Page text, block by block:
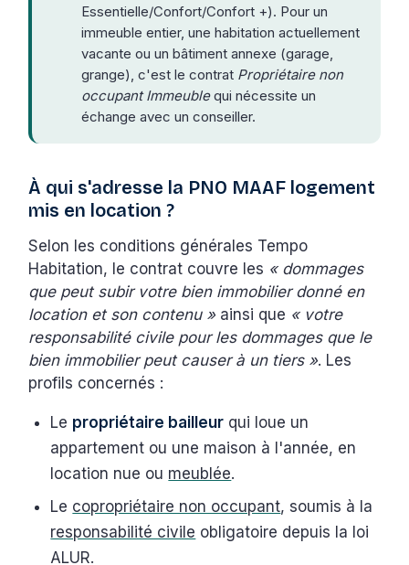
Essentielle/Confort/Confort +). Pour un
immeuble entier, une habitation actuellement
vacante ou un bâtiment annexe (garage,
grange), c'est le contrat Propriétaire non
occupant Immeublequi nécessite un
échange avec un conseiller.
À qui s'adresse la PNO MAAF logement
mis en location ?
Selon les conditions générales Tempo
Habitation, le contrat couvre les « dommages
que peut subir votre bien immobilier donné en
location et son contenu »ainsi que « votre
responsabilité civile pour les dommages que le
bien immobilier peut causer à un tiers ». Les
profils concernés :
Le propriétaire bailleur qui loue un
appartement ou une maison à l'année, en
location nue ou meublée.
Le copropriétaire non occupant, soumis à la
responsabilité civile obligatoire depuis la loi
ALUR.